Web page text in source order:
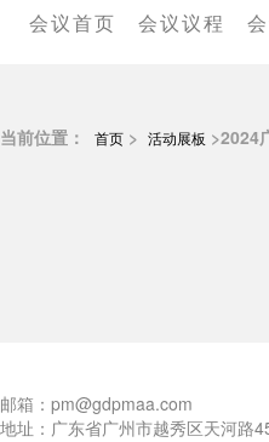
会议首页 会议议程
当前位置： 首页 > 活动展板 >2024
邮箱：pm@gdpmaa.com
地址：广东省广州市越秀区天河路